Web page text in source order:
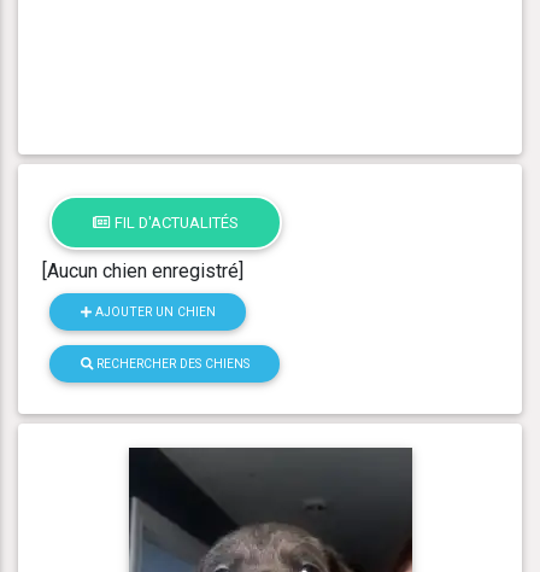
FIL D'ACTUALITÉS
[Aucun chien enregistré]
AJOUTER UN CHIEN
RECHERCHER DES CHIENS